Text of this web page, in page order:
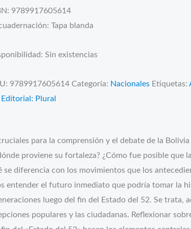
9789917605614
Tapa blanda
Sin existencias
9789917605614 Categoría: Nacionales Etiquetas:
Editorial: Plural
para la comprensión y el debate de la
proviene su fortaleza? ¿Cómo fue posible que
diferencia con los movimientos que los
entender el futuro inmediato que podría tomar la
luego del fin del Estado del 52. Se trata,
populares y las ciudadanas. Reflexionar